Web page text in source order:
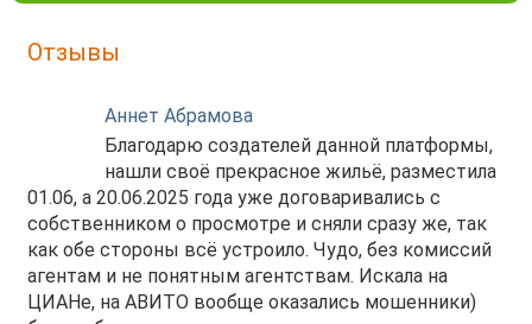
Отзывы
Аннет Абрамова
Благодарю создателей данной платформы,
нашли своё прекрасное жильё, разместила
01.06, а 20.06.2025 года уже договаривались с
собственником о просмотре и сняли сразу же, так
как обе стороны всё устроило. Чудо, без комиссий
агентам и не понятным агентствам. Искала на
ЦИАНе, на АВИТО вообще оказались мошенники)